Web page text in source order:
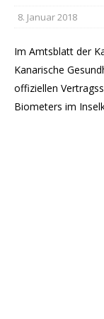
8. Januar 2018
Im Amtsblatt der
Kanarische
offiziellen
Biometers im